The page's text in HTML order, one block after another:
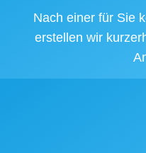
Nach einer für Sie
erstellen wir